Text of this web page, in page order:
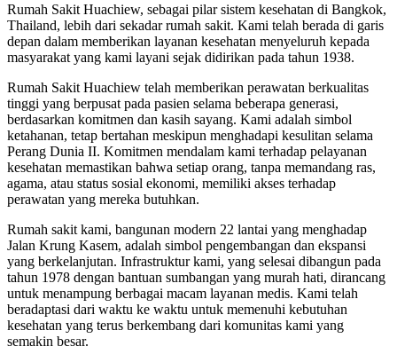
Rumah Sakit Huachiew, sebagai pilar sistem kesehatan di Bangkok,
Thailand, lebih dari sekadar rumah sakit. Kami telah berada di garis
depan dalam memberikan layanan kesehatan menyeluruh kepada
masyarakat yang kami layani sejak didirikan pada tahun 1938.
Rumah Sakit Huachiew telah memberikan perawatan berkualitas
tinggi yang berpusat pada pasien selama beberapa generasi,
berdasarkan komitmen dan kasih sayang. Kami adalah simbol
ketahanan, tetap bertahan meskipun menghadapi kesulitan selama
Perang Dunia II. Komitmen mendalam kami terhadap pelayanan
kesehatan memastikan bahwa setiap orang, tanpa memandang ras,
agama, atau status sosial ekonomi, memiliki akses terhadap
perawatan yang mereka butuhkan.
Rumah sakit kami, bangunan modern 22 lantai yang menghadap
Jalan Krung Kasem, adalah simbol pengembangan dan ekspansi
yang berkelanjutan. Infrastruktur kami, yang selesai dibangun pada
tahun 1978 dengan bantuan sumbangan yang murah hati, dirancang
untuk menampung berbagai macam layanan medis. Kami telah
beradaptasi dari waktu ke waktu untuk memenuhi kebutuhan
kesehatan yang terus berkembang dari komunitas kami yang
semakin besar.